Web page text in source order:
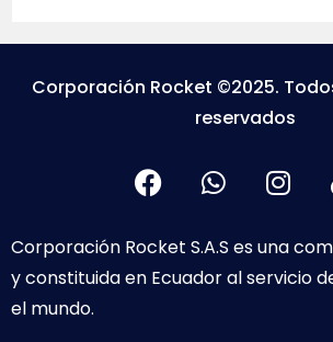
Corporación Rocket ©2025.
reservados
Corporación Rocket S.A.S es una
y constituida en Ecuador al servicio
el mundo.